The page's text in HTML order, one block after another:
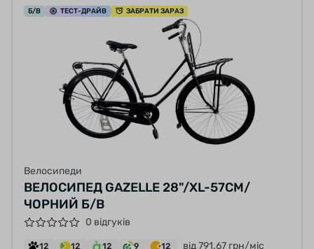
Б/В ТЕСТ-ДРАЙВ ЗАБРАТИ ЗАРАЗ
Велосипеди
ВЕЛОСИПЕД GAZELLE 28"/XL-57СМ/
ЧОРНИЙ Б/В
0 відгуків
12 12 12 9 12 від 791.67 грн/міс